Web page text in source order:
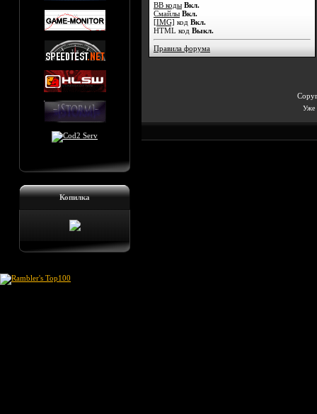
Копилка
BB коды Вкл.
Смайлы Вкл.
[IMG] код Вкл.
HTML код Выкл.
Правила форума
Уже